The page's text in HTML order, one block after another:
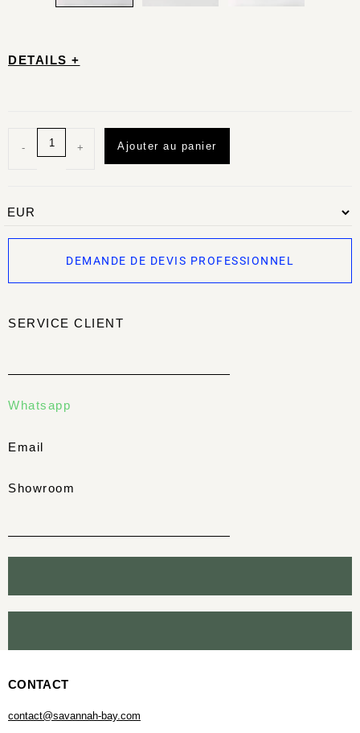
DETAILS +
- + Ajouter au panier
DEMANDE DE DEVIS PROFESSIONNEL
SERVICE CLIENT
Whatsapp
Email
Showroom
CONTACT
contact@savannah-bay.com